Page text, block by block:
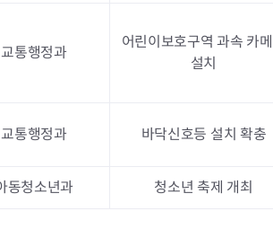
교통행정과
어린이보호구역 과속 카
설치
교통행정과 바닥신호등 설치 확충
동청소년과 청소년 축제 개최